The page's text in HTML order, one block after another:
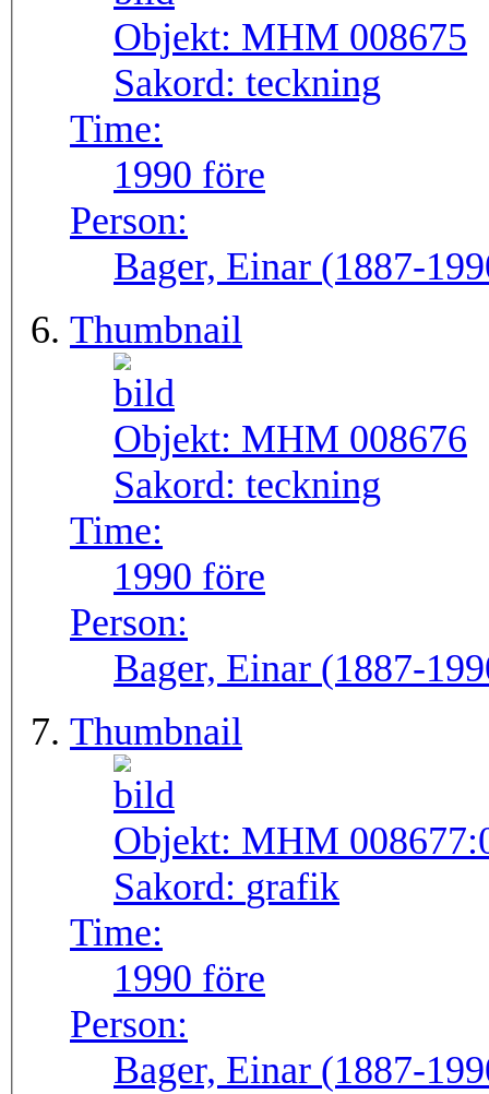
Objekt: MHM 008675
Sakord: teckning
Time:
1990 före
Person:
Bager, Einar (1887-
Thumbnail
Objekt: MHM 008676
Sakord: teckning
Time:
1990 före
Person:
Bager, Einar (1887-
Thumbnail
Objekt: MHM
Sakord: grafik
Time:
1990 före
Person:
Bager, Einar (1887-